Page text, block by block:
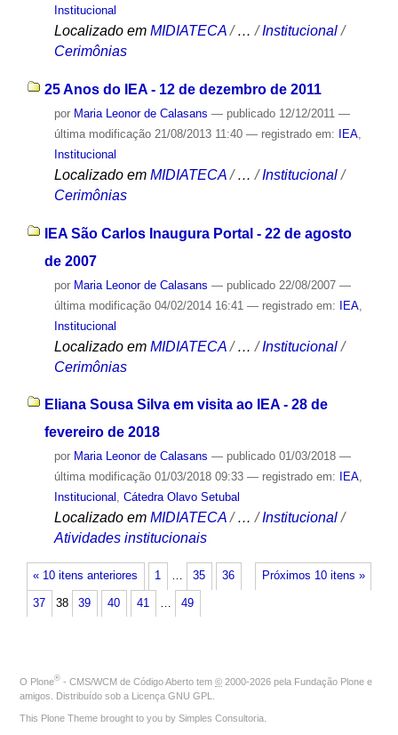
Institucional
Localizado em MIDIATECA /…/Institucional /
Cerimônias
25 Anos do IEA - 12 de dezembro de 2011
por Maria Leonor de Calasans — publicado12/12/2011 —
última modificação21/08/2013 11:40 — registrado em: IEA,
Institucional
Localizado em MIDIATECA /…/Institucional /
Cerimônias
IEA São Carlos Inaugura Portal - 22 de agosto
de 2007
por Maria Leonor de Calasans — publicado22/08/2007 —
última modificação04/02/2014 16:41 — registrado em: IEA,
Institucional
Localizado em MIDIATECA /…/Institucional /
Cerimônias
Eliana Sousa Silva em visita ao IEA - 28 de
fevereiro de 2018
por Maria Leonor de Calasans — publicado01/03/2018 —
última modificação01/03/2018 09:33 — registrado em: IEA,
Institucional , Cátedra Olavo Setubal
Localizado em MIDIATECA /…/Institucional /
Atividades institucionais
« 10 itens anteriores Próximos 10 itens »
1 … 35 36
37 38 39 40 41 … 49
O Plone® - CMS/WCM de Código Aberto tem © 2000-2026 pela Fundação Plone e
amigos. Distribuído sob a Licença GNU GPL
This Plone Theme brought to you by Simples Consultoria